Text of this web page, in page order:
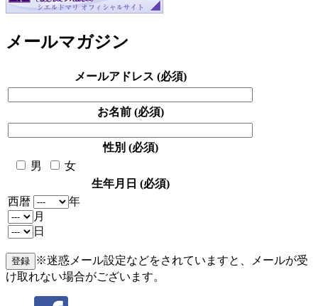
メールマガジン
メールアドレス (必須)
お名前 (必須)
性別 (必須)
男
女
生年月日 (必須)
西暦
年
月
日
※迷惑メール設定などをされていますと、メールが受
け取れない場合がございます。